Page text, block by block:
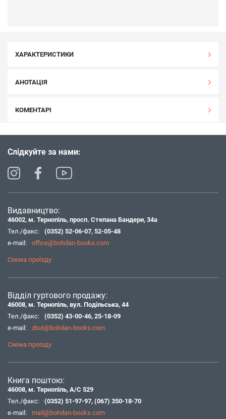
ХАРАКТЕРИСТИКИ
АНОТАЦІЯ
КОМЕНТАРІ
Слідкуйте за нами:
Видавництво:
46002, м. Тернопіль, просп. Степана Бандери, 34а
Тел./факс:
(0352) 52-06-07, 52-05-48
e-mail:
office@bohdan-books.com
Схема проїзду
Відділ гуртового продажу:
46008, м. Тернопіль, вул. Подільська, 44
Тел./факс:
(0352) 43-00-46, 25-18-09
e-mail:
zbut@bohdan-books.com
Схема проїзду
Книга поштою:
46008, м. Тернопіль, А/С 529
Тел./факс:
(0352) 51-97-97, (067) 350-18-70
e-mail:
mail@bohdan-books.com